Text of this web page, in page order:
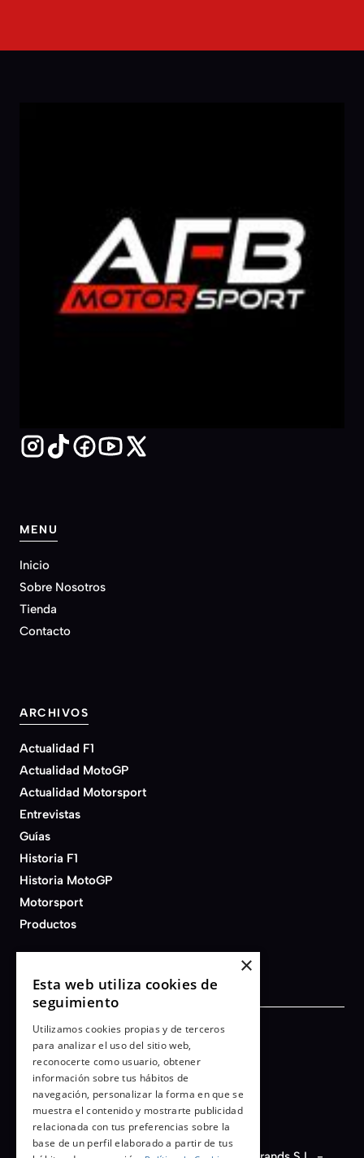
MENU
Inicio
Sobre Nosotros
Tienda
Contacto
ARCHIVOS
Actualidad F1
Actualidad MotoGP
Actualidad Motorsport
Entrevistas
Guías
Historia F1
Historia MotoGP
Motorsport
Productos
Términos y condiciones
Aviso legal
Política de privacidad
Cookies
×
Esta web utiliza cookies de
seguimiento
Utilizamos cookies propias y de terceros
para analizar el uso del sitio web,
reconocerte como usuario, obtener
información sobre tus hábitos de
navegación, personalizar la forma en que se
muestra el contenido y mostrarte publicidad
relacionada con tus preferencias sobre la
base de un perfil elaborado a partir de tus